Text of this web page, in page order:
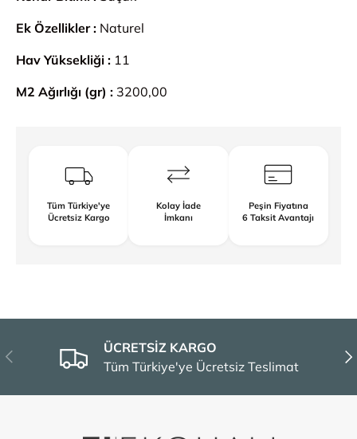
Ek Özellikler : Naturel
Hav Yüksekliği : 11
M2 Ağırlığı (gr) : 3200,00
Tüm Türkiye'ye
Ücretsiz Kargo
Kolay İade
İmkanı
Peşin Fiyatına
6 Taksit Avantajı
Önceki
ÜCRETSİZ KARGO
Tüm Türkiye'ye Ücretsiz Teslimat